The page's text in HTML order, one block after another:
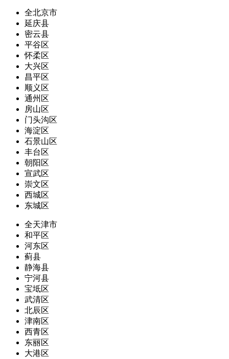
全北京市
延庆县
密云县
平谷区
怀柔区
大兴区
昌平区
顺义区
通州区
房山区
门头沟区
海淀区
石景山区
丰台区
朝阳区
宣武区
崇文区
西城区
东城区
全天津市
和平区
河东区
蓟县
静海县
宁河县
宝坻区
武清区
北辰区
津南区
西青区
东丽区
大港区